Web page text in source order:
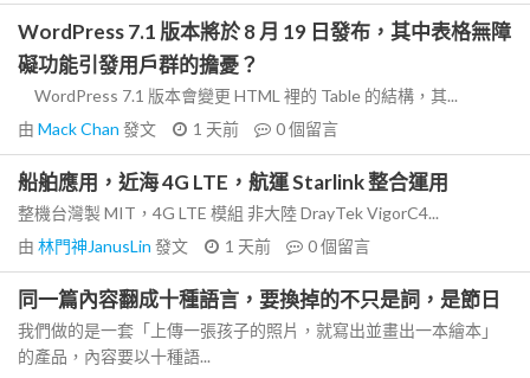
WordPress 7.1 版本將於 8 月 19 日發布，其中表格無障
礙功能引發用戶群的擔憂？
WordPress 7.1 版本會變更 HTML 裡的 Table 的結構，其...
由 Mack Chan 發文 1 天前 0個留言
船舶應用，近海 4G LTE，航運 Starlink 整合運用
整機台灣製 MIT，4G LTE 模組 非大陸 DrayTek VigorC4...
由 林門神JanusLin 發文 1 天前 0個留言
同一篇內容翻成十種語言，要換掉的不只是詞，是節日
我們做的是一套「上傳一張孩子的照片，就寫出並畫出一本繪本」
的產品，內容要以十種語...